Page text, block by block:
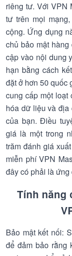
riêng tư. Với VPN
tư trên mọi
cộng. Ứng dụng
chủ bảo mật
cập vào nội dung
hạn bằng cách
đặt ở hơn 50 quốc
cung cấp một loạt
hóa dữ liệu và
của bạn. Điều
giá là một trong
trăm đánh giá
miễn phí VPN
đây có phải là
Tính năng
Bảo mật kết nối:
để đảm bảo rằng